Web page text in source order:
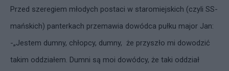
Przed szeregiem młodych postaci w staromiejskich (czyli SS-
mańskich) panterkach przemawia dowódca pułku major Jan:
-„Jestem dumny, chłopcy, dumny, że przyszło mi dowodzić
takim oddziałem. Dumni są moi dowódcy, że taki oddział